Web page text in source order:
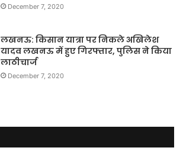
December 7, 2020
लखनऊ: किसान यात्रा पर निकले अखिलेश
यादव लखनऊ में हुए गिरफ्तार, पुलिस ने किया
लाठीचार्ज
December 7, 2020